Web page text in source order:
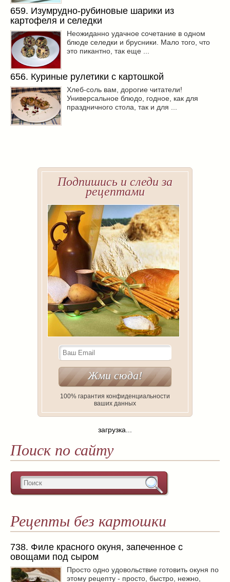
659. Изумрудно-рубиновые шарики из
картофеля и селедки
Неожиданно удачное сочетание в одном
блюде селедки и брусники. Мало того, что
это пикантно, так еще ...
656. Куриные рулетики с картошкой
Хлеб-соль вам, дорогие читатели!
Универсальное блюдо, годное, как для
праздничного стола, так и для ...
Подпишись и следи за
рецептами
100% гарантия конфиденциальности
ваших данных
загрузка...
Поиск по сайту
Рецепты без картошки
738. Филе красного окуня, запеченное с
овощами под сыром
Просто одно удовольствие готовить окуня по
этому рецепту - просто, быстро, нежно,